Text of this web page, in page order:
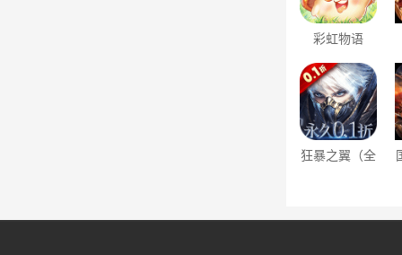
彩虹物语
狂暴之翼（全